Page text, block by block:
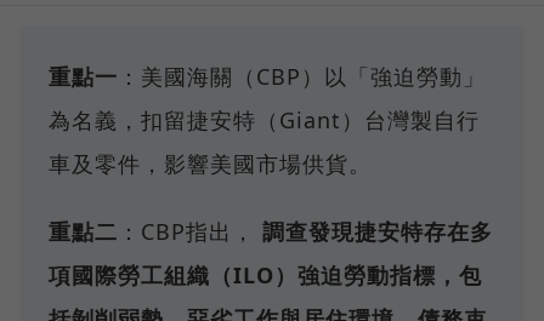
重點一 ：美國海關（CBP）以「強迫勞動」
為名義，扣留捷安特（Giant）台灣製自行
車及零件，影響美國市場供貨。
重點二 ：CBP指出， 調查發現捷安特存在多
項國際勞工組織（ILO）強迫勞動指標，包